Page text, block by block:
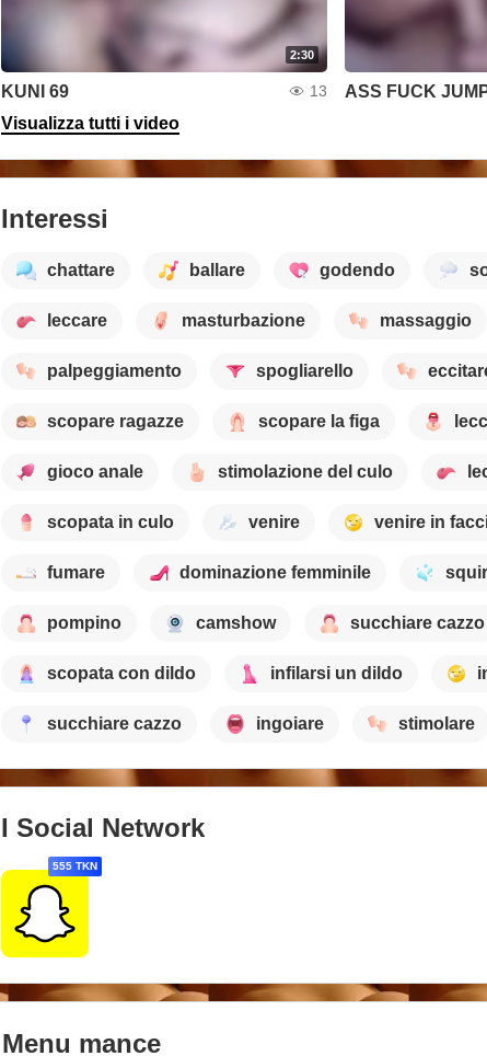
2:30
KUNI 69 13
Visualizza tutti i video
Interessi
chattare ballare godendo
leccare masturbazione massaggio
palpeggiamento spogliarello
scopare ragazze scopare la figa
gioco anale stimolazione del culo
scopata in culo venire venire in
fumare dominazione femminile
pompino camshow succhiare cazzo
scopata con dildo infilarsi un dildo
succhiare cazzo ingoiare stimolare
I Social Network
555 TKN
Menu mance